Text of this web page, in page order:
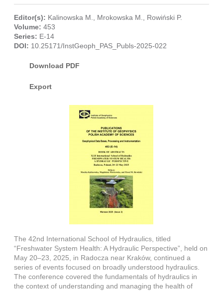
Editor(s): Kalinowska M. Mrokowska M.
Rowiński P.
Volume: 453
Series: E-14
DOI: 10.25171/InstGeoph_PAS_Publs-2025-022
Download PDF
Export
The 42nd International School of Hydraulics, titled
“Freshwater System Health: A Hydraulic Perspective”, held on
May 20–23, 2025, in Radocza near Kraków, continued a
series of events focused on broadly understood hydraulics.
The conference covered the fundamentals of hydraulics in
the context of understanding and managing the health of